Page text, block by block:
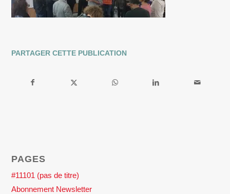
PARTAGER CETTE PUBLICATION
PAGES
#11101 (pas de titre)
Abonnement Newsletter